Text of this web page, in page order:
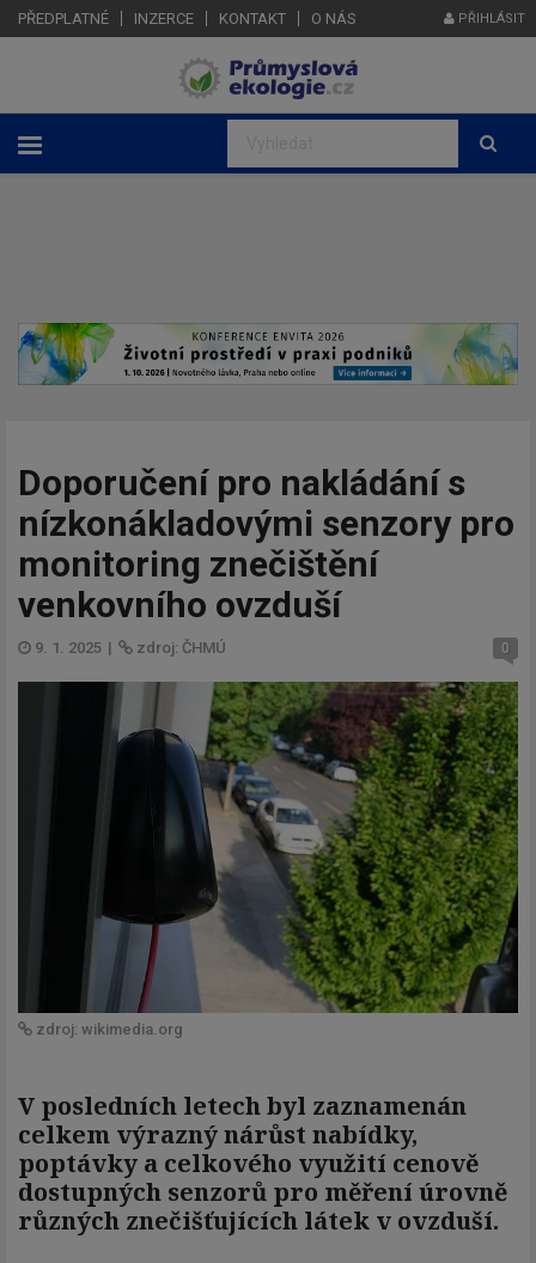
PŘEDPLATNÉ INZERCE KONTAKT O NÁS PŘIHLÁSIT
Doporučení pro nakládání s
nízkonákladovými senzory pro
monitoring znečištění
venkovního ovzduší
9. 1. 2025 | zdroj: ČHMÚ 0
zdroj: wikimedia.org
V posledních letech byl zaznamenán
celkem výrazný nárůst nabídky,
poptávky a celkového využití cenově
dostupných senzorů pro měření úrovně
různých znečišťujících látek v ovzduší.